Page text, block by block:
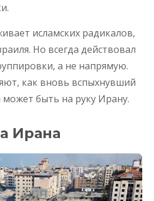
исламских радикалов,
Но всегда действовал
а не напрямую.
как вновь вспыхнувший
может быть на руку Ирану.
Ирана